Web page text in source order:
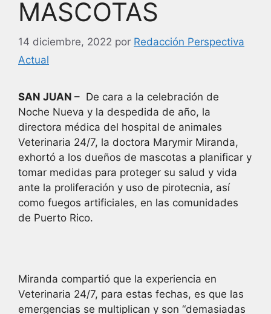
MASCOTAS
14 diciembre, 2022 por Redacción Perspectiva
Actual
SAN JUAN – De cara a la celebración de
Noche Nueva y la despedida de año, la
directora médica del hospital de animales
Veterinaria 24/7, la doctora Marymir Miranda,
exhortó a los dueños de mascotas a planificar y
tomar medidas para proteger su salud y vida
ante la proliferación y uso de pirotecnia, así
como fuegos artificiales, en las comunidades
de Puerto Rico.
Miranda compartió que la experiencia en
Veterinaria 24/7, para estas fechas, es que las
emergencias se multiplican y son “demasiadas